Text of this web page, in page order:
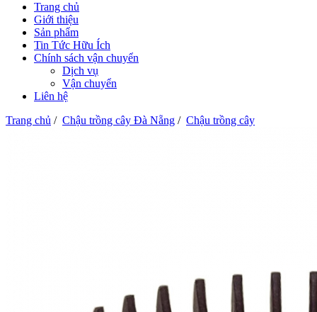
Trang chủ
Giới thiệu
Sản phẩm
Tin Tức Hữu Ích
Chính sách vận chuyển
Dịch vụ
Vận chuyển
Liên hệ
Trang chủ / Chậu trồng cây Đà Nẵng / Chậu trồng cây